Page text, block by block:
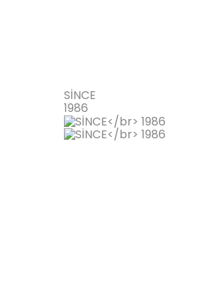
SİNCE
1986